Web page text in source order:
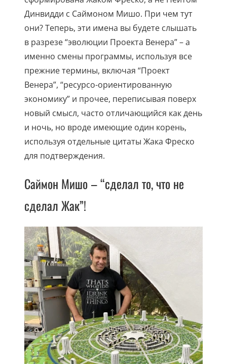
Динвидди с Саймоном Мишо. При чем тут
они? Теперь, эти имена вы будете слышать
в разрезе “эволюции Проекта Венера” – а
именно смены программы, используя все
прежние термины, включая “Проект
Венера”, “ресурсо-ориентированную
экономику” и прочее, переписывая поверх
новый смысл, часто отличающийся как день
и ночь, но вроде имеющие один корень,
используя отдельные цитаты Жака Фреско
для подтверждения.
Саймон Мишо – “сделал то, что не
сделал Жак”!